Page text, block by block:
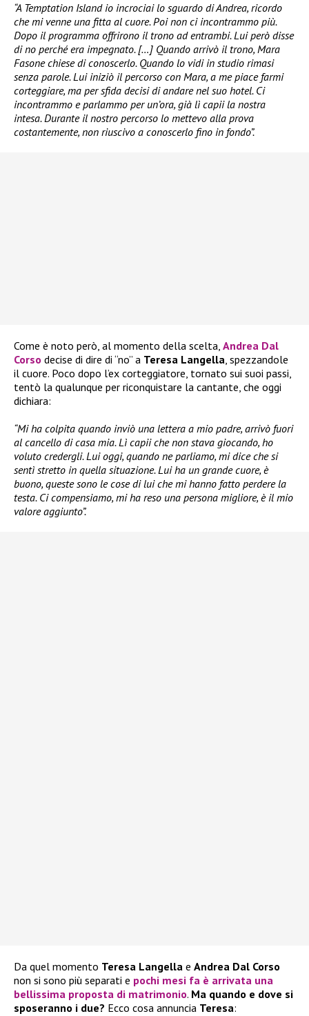
“A Temptation Island io incrociai lo sguardo di Andrea, ricordo
che mi venne una fitta al cuore. Poi non ci incontrammo più.
Dopo il programma offrirono il trono ad entrambi. Lui però disse
di no perché era impegnato. […] Quando arrivò il trono, Mara
Fasone chiese di conoscerlo. Quando lo vidi in studio rimasi
senza parole. Lui iniziò il percorso con Mara, a me piace farmi
corteggiare, ma per sfida decisi di andare nel suo hotel. Ci
incontrammo e parlammo per un’ora, già lì capii la nostra
intesa. Durante il nostro percorso lo mettevo alla prova
costantemente, non riuscivo a conoscerlo fino in fondo”.
Come è noto però, al momento della scelta, Andrea Dal
Corso decise di dire di “no” a Teresa Langella, spezzandole
il cuore. Poco dopo l’ex corteggiatore, tornato sui suoi passi,
tentò la qualunque per riconquistare la cantante, che oggi
dichiara:
“Mi ha colpita quando inviò una lettera a mio padre, arrivò fuori
al cancello di casa mia. Lì capii che non stava giocando, ho
voluto credergli. Lui oggi, quando ne parliamo, mi dice che si
sentì stretto in quella situazione. Lui ha un grande cuore, è
buono, queste sono le cose di lui che mi hanno fatto perdere la
testa. Ci compensiamo, mi ha reso una persona migliore, è il mio
valore aggiunto”.
Da quel momento Teresa Langella e Andrea Dal Corso
non si sono più separati e pochi mesi fa è arrivata una
bellissima proposta di matrimonio. Ma quando e dove si
sposeranno i due? Ecco cosa annuncia Teresa: